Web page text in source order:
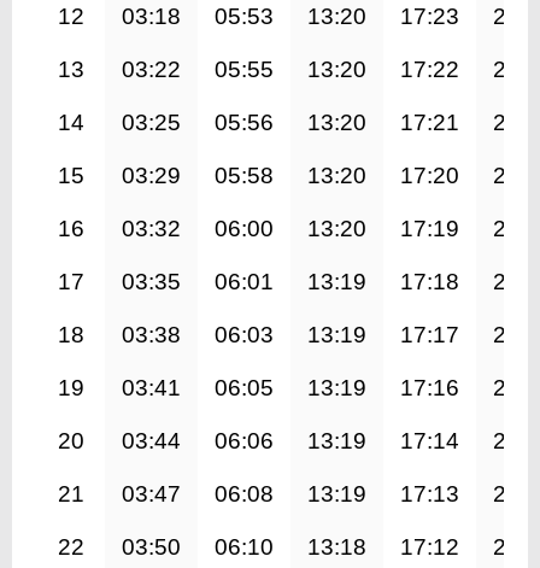
12 03:18 05:53 13:20 17:23
13 03:22 05:55 13:20 17:22
14 03:25 05:56 13:20 17:21
15 03:29 05:58 13:20 17:20
16 03:32 06:00 13:20 17:19
17 03:35 06:01 13:19 17:18
18 03:38 06:03 13:19 17:17
19 03:41 06:05 13:19 17:16
20 03:44 06:06 13:19 17:14
21 03:47 06:08 13:19 17:13
22 03:50 06:10 13:18 17:12